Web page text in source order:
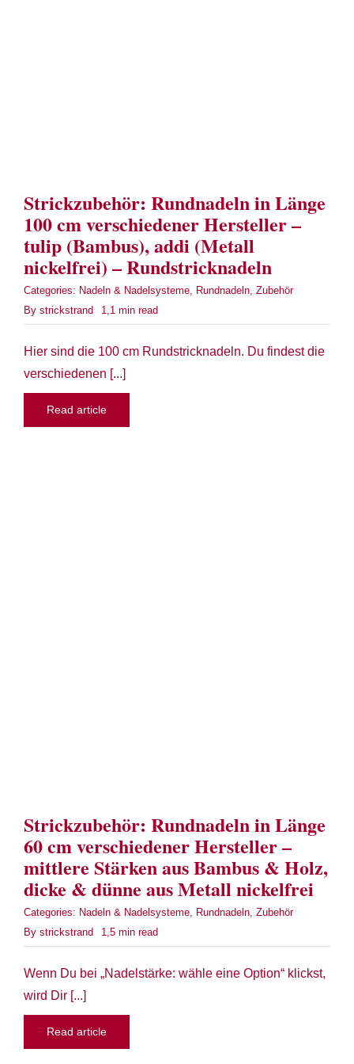
Strickzubehör: Rundnadeln in Länge
100 cm verschiedener Hersteller –
tulip (Bambus), addi (Metall
nickelfrei) – Rundstricknadeln
Categories: Nadeln & Nadelsysteme, Rundnadeln, Zubehör
By strickstrand 1,1 min read
Hier sind die 100 cm Rundstricknadeln. Du findest die
verschiedenen [...]
Read article
Strickzubehör: Rundnadeln in Länge
60 cm verschiedener Hersteller –
mittlere Stärken aus Bambus & Holz,
dicke & dünne aus Metall nickelfrei
Categories: Nadeln & Nadelsysteme, Rundnadeln, Zubehör
By strickstrand 1,5 min read
Wenn Du bei „Nadelstärke: wähle eine Option“ klickst,
wird Dir [...]
Read article